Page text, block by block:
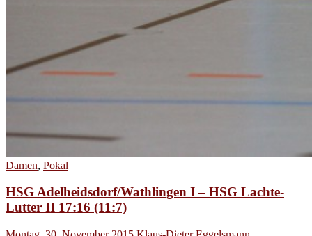
Damen, Pokal
HSG Adelheidsdorf/Wathlingen I – HSG Lachte-
Lutter II 17:16 (11:7)